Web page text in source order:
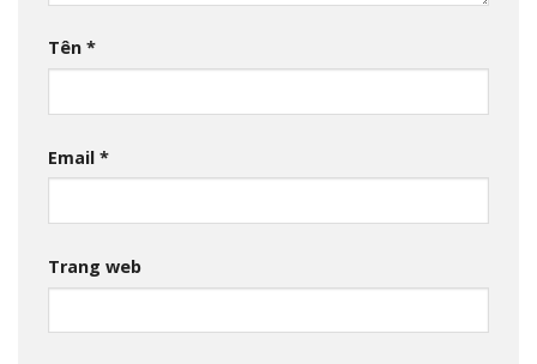
Tên *
Email *
Trang web